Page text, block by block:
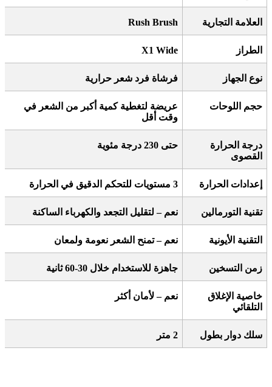
العلامة التجارية Rush Brush
الطراز X1 Wide
نوع الجهاز فرشاة فرد شعر حرارية
حجم اللوحات
عريضة لتغطية كمية أكبر من الشعر في
وقت أقل
درجة الحرارة
القصوى
حتى 230 درجة مئوية
إعدادات الحرارة 3 مستويات للتحكم الدقيق في الحرارة
تقنية التورمالين نعم – لتقليل التجعد والكهرباء الساكنة
التقنية الأيونية نعم – تمنح الشعر نعومة ولمعان
زمن التسخين جاهزة للاستخدام خلال 30-60 ثانية
خاصية الإغلاق
التلقائي
نعم – لأمان أكثر
سلك دوار بطول 2 متر